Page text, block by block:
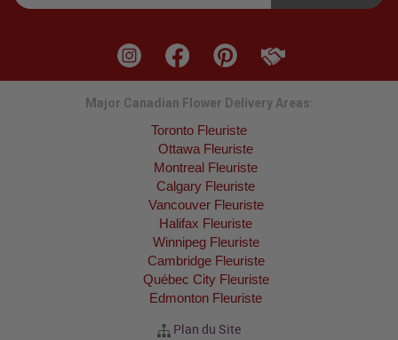
Major Canadian Flower Delivery Areas:
Toronto Fleuriste
Ottawa Fleuriste
Montreal Fleuriste
Calgary Fleuriste
Vancouver Fleuriste
Halifax Fleuriste
Winnipeg Fleuriste
Cambridge Fleuriste
Québec City Fleuriste
Edmonton Fleuriste
Plan du Site